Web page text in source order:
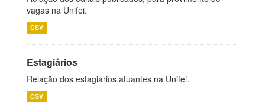
vagas na Unifei.
CSV
Estagiários
Relação dos estagiários atuantes na Unifei.
CSV